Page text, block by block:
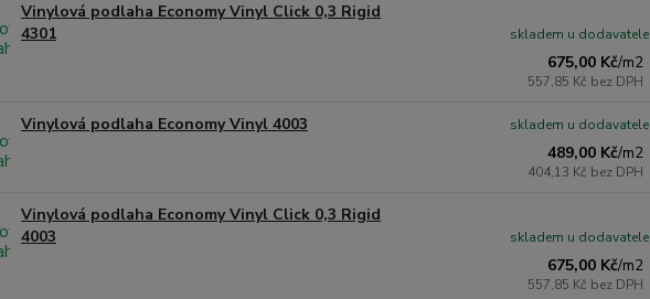
Vinylová podlaha Economy Vinyl Click 0,3 Rigid
4301
675,00 Kč/m2
557,85 Kč bez DPH
skladem u dodavatele
Vinylová podlaha Economy Vinyl 4003
489,00 Kč/m2
404,13 Kč bez DPH
skladem u dodavatele
Vinylová podlaha Economy Vinyl Click 0,3 Rigid
4003
675,00 Kč/m2
557,85 Kč bez DPH
skladem u dodavatele